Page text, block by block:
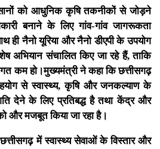
को आधुनिक कृषि तकनीकों से जोड़ने
बनाने के लिए गांव-गांव जागरूकता
ही नैनो यूरिया और नैनो डीएपी के उपयोग
अभियान संचालित किए जा रहे हैं, ताकि
कम हो।मुख्यमंत्री ने कहा कि छत्तीसगढ़
से स्वास्थ्य, कृषि और जनकल्याण के
गति देने के लिए प्रतिबद्ध है तथा केंद्र और
और मजबूत किया जा रहा है।
में स्वास्थ्य सेवाओं के विस्तार और